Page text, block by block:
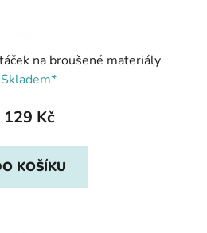
na broušené materiály
Skladem*
129 Kč
KOŠÍKU